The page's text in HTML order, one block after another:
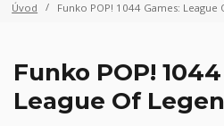
Úvod Funko POP! 1044 Games: League
Funko POP!
League Of